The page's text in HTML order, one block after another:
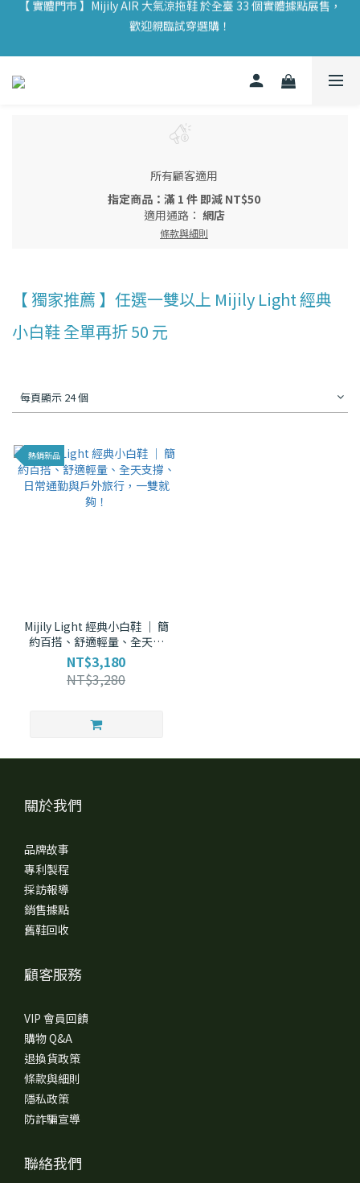
【 實體門市 】Mijily AIR 大氣涼拖鞋 於全臺 33 個實體據點展售，
歡迎親臨試穿選購！
歡迎親臨試穿選購！
所有顧客適用
指定商品：滿 1 件 即減 NT$50
適用通路： 網店
條款與細則
【 獨家推薦 】任選一雙以上 Mijily Light 經典
小白鞋 全單再折 50 元
每頁顯示 24 個
熱銷新品
Mijily Light 經典小白鞋 ｜ 簡
約百搭、舒適輕量、全天支
撐、日常通勤與戶外旅行，一
雙就夠！
NT$3,180
NT$3,280
關於我們
品牌故事
專利製程
採訪報導
銷售據點
舊鞋回收
顧客服務
VIP 會員回饋
購物 Q&A
退換貨政策
條款與細則
隱私政策
防詐騙宣導
聯絡我們